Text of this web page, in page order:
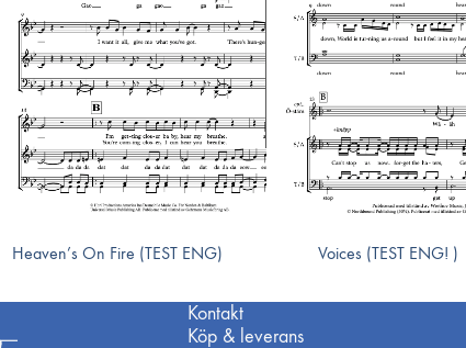
Heaven’s On Fire (TEST ENG) Voices (TEST ENG! )
Kontakt
Köp & leverans